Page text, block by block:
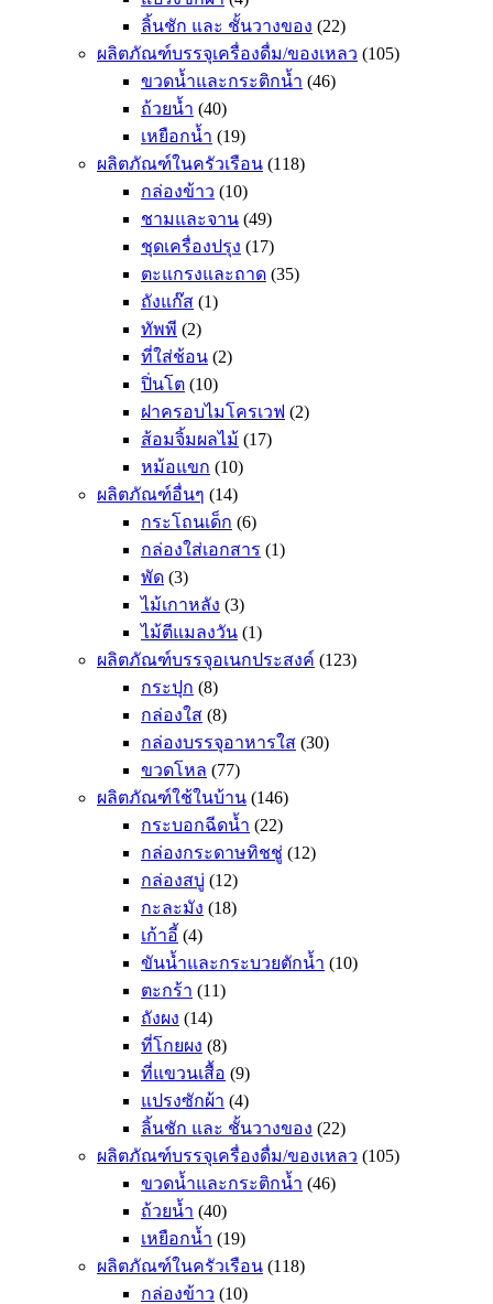
ลิ้นชัก และ ชั้นวางของ (22)
ผลิตภัณฑ์บรรจุเครื่องดื่ม/ของเหลว (105)
ขวดน้ำและกระติกน้ำ (46)
ถ้วยน้ำ (40)
เหยือกน้ำ (19)
ผลิตภัณฑ์ในครัวเรือน (118)
กล่องข้าว (10)
ชามและจาน (49)
ชุดเครื่องปรุง (17)
ตะแกรงและถาด (35)
ถังแก๊ส (1)
ทัพพี (2)
ที่ใส่ช้อน (2)
ปิ่นโต (10)
ฝาครอบไมโครเวฟ (2)
ส้อมจิ้มผลไม้ (17)
หม้อแขก (10)
ผลิตภัณฑ์อื่นๆ (14)
กระโถนเด็ก (6)
กล่องใส่เอกสาร (1)
พัด (3)
ไม้เกาหลัง (3)
ไม้ตีแมลงวัน (1)
ผลิตภัณฑ์บรรจุอเนกประสงค์ (123)
กระปุก (8)
กล่องใส (8)
กล่องบรรจุอาหารใส (30)
ขวดโหล (77)
ผลิตภัณฑ์ใช้ในบ้าน (146)
กระบอกฉีดน้ำ (22)
กล่องกระดาษทิชชู่ (12)
กล่องสบู่ (12)
กะละมัง (18)
เก้าอี้ (4)
ขันน้ำและกระบวยตักน้ำ (10)
ตะกร้า (11)
ถังผง (14)
ที่โกยผง (8)
ที่แขวนเสื้อ (9)
แปรงซักผ้า (4)
ลิ้นชัก และ ชั้นวางของ (22)
ผลิตภัณฑ์บรรจุเครื่องดื่ม/ของเหลว (105)
ขวดน้ำและกระติกน้ำ (46)
ถ้วยน้ำ (40)
เหยือกน้ำ (19)
ผลิตภัณฑ์ในครัวเรือน (118)
กล่องข้าว (10)